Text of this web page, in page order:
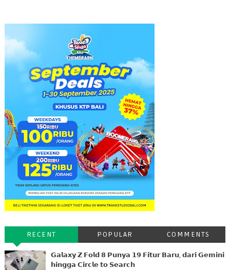
RECENT POPULAR COMMENTS
𝗚𝗮𝗹𝗮𝘅𝘆 𝗭 𝗙𝗼𝗹𝗱 𝟴 𝗣𝘂𝗻𝘆𝗮 𝟭𝟵 𝗙𝗶𝘁𝘂𝗿 𝗕𝗮𝗿𝘂, 𝗱𝗮𝗿𝗶 𝗚𝗲𝗺𝗶𝗻𝗶
𝗵𝗶𝗻𝗴𝗴𝗮 𝗖𝗶𝗿𝗰𝗹𝗲 𝘁𝗼 𝗦𝗲𝗮𝗿𝗰𝗵